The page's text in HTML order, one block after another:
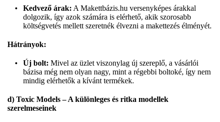
Kedvező árak: A Makettbázis.hu versenyképes árakkal
dolgozik, így azok számára is elérhető, akik szorosabb
költségvetés mellett szeretnék élvezni a makettezés élményét.
Hátrányok:
Új bolt: Mivel az üzlet viszonylag új szereplő, a vásárlói
bázisa még nem olyan nagy, mint a régebbi boltoké, így nem
mindig elérhetők a kívánt termékek.
d) Toxic Models – A különleges és ritka modellek
szerelmeseinek